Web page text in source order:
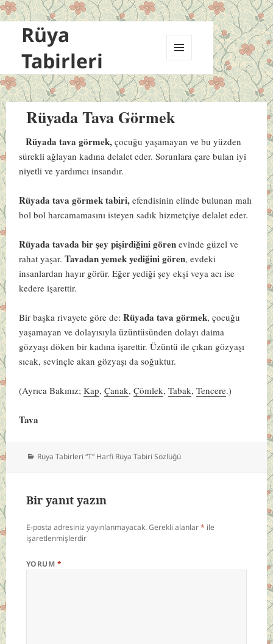
Rüya
Tabirleri
VE
BILEŞENLER
Rüyada Tava Görmek
Rüyada tava görmek, çocuğu yaşamayan ve bu yüzden
sürekli ağlayan kadına delalet eder. Sorunlara çare bulan iyi
niyetli ve yardımcı insandır.
Rüyada tava görmek tabiri, efendisinin elinde bulunan malı
bol bol harcamamasını isteyen sadık hizmetçiye delalet eder.
Rüyada tavada bir şey pişirdiğini gören evinde güzel ve
rahat yaşar.Tavadan yemek yediğini gören, evdeki
insanlardan hayır görür. Eğer yediği şey ekşi veya acı ise
kedere işarettir.
Bir başka rivayete göre de: Rüyada tava görmek, çocuğu
yaşamayan ve dolayısıyla üzüntüsünden dolayı daima
gözyaşı döken bir kadına işarettir. Üzüntü ile çıkan gözyaşı
sıcak, sevinçle akan gözyaşı da soğuktur.
(Ayrıca Bakınız;Kap,Çanak,Çömlek,Tabak,Tencere.)
Tava
Kategoriler
Rüya Tabirleri “T” Harfi Rüya Tabiri Sözlüğü
Bir yanıt yazın
E-posta adresiniz yayınlanmayacak.Gerekli alanlar* ile
işaretlenmişlerdir
YORUM *